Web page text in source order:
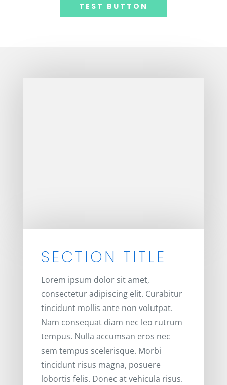
TEST BUTTON
SECTION TITLE
Lorem ipsum dolor sit amet,
consectetur adipiscing elit. Curabitur
tincidunt mollis ante non volutpat.
Nam consequat diam nec leo rutrum
tempus. Nulla accumsan eros nec
sem tempus scelerisque. Morbi
tincidunt risus magna, posuere
lobortis felis. Donec at vehicula risus.